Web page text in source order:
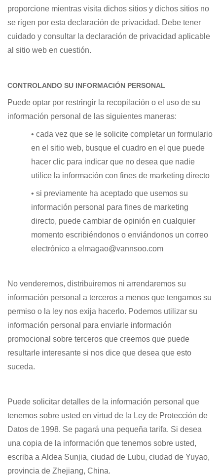
proporcione mientras visita dichos sitios y dichos sitios no
se rigen por esta declaración de privacidad. Debe tener
cuidado y consultar la declaración de privacidad aplicable
al sitio web en cuestión.
CONTROLANDO SU INFORMACIÓN PERSONAL
Puede optar por restringir la recopilación o el uso de su
información personal de las siguientes maneras:
• cada vez que se le solicite completar un formulario
en el sitio web, busque el cuadro en el que puede
hacer clic para indicar que no desea que nadie
utilice la información con fines de marketing directo
• si previamente ha aceptado que usemos su
información personal para fines de marketing
directo, puede cambiar de opinión en cualquier
momento escribiéndonos o enviándonos un correo
electrónico a elmagao@vannsoo.com
No venderemos, distribuiremos ni arrendaremos su
información personal a terceros a menos que tengamos su
permiso o la ley nos exija hacerlo. Podemos utilizar su
información personal para enviarle información
promocional sobre terceros que creemos que puede
resultarle interesante si nos dice que desea que esto
suceda.
Puede solicitar detalles de la información personal que
tenemos sobre usted en virtud de la Ley de Protección de
Datos de 1998. Se pagará una pequeña tarifa. Si desea
una copia de la información que tenemos sobre usted,
escriba a Aldea Sunjia, ciudad de Lubu, ciudad de Yuyao,
provincia de Zhejiang, China.